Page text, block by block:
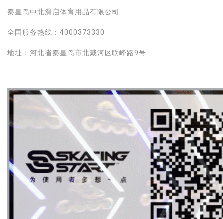
秦皇岛中北滑启体育用品有限公司
全国服务热线：4000373330
地址：河北省秦皇岛市北戴河区联峰路9号